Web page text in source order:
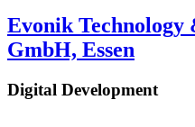
Evonik
GmbH, Essen
Digital Development